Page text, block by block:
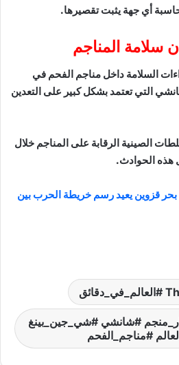
أي جهة يثبت تقصيرها.
سلامة المناجم
السلامة داخل مناجم الفحم في
التي تعتمد بشكل كبير على التعدين
الصينية الرقابة على المناجم خلال
هذه الحوادث.
قزوين يعيد رسم خريطة الحرب بين
#شانشي #شي_جين_بينغ
#مناجم_الفحم